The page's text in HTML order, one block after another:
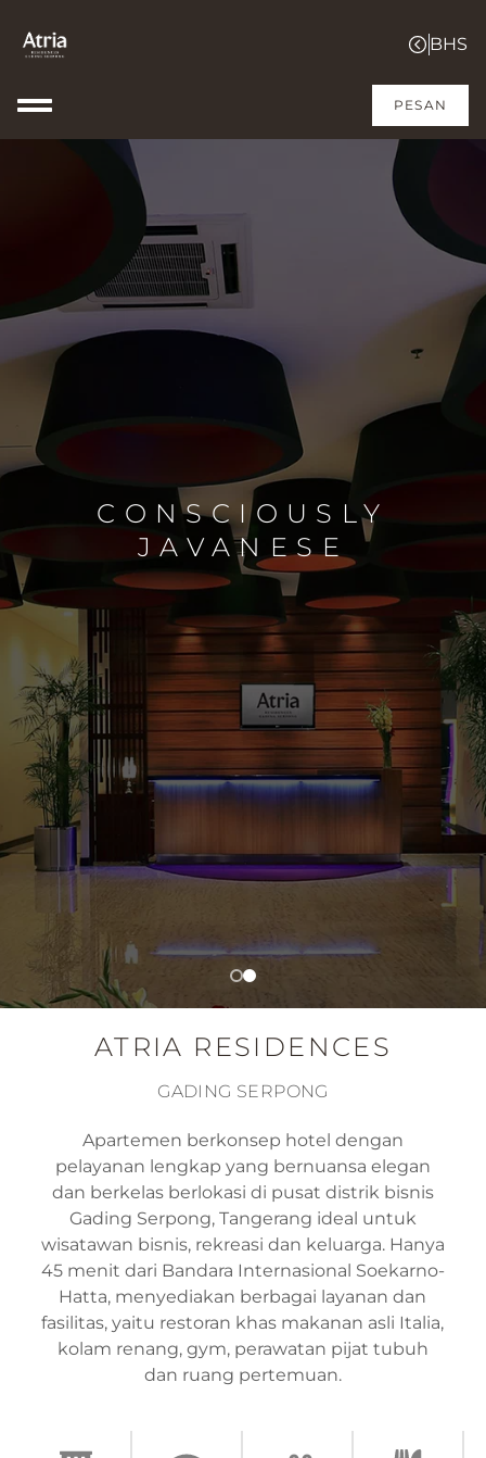
PESAN
CONSCIOUSLY
JAVANESE
ATRIA RESIDENCES
GADING SERPONG
Apartemen berkonsep hotel dengan
pelayanan lengkap yang bernuansa elegan
dan berkelas berlokasi di pusat distrik bisnis
Gading Serpong, Tangerang ideal untuk
wisatawan bisnis, rekreasi dan keluarga. Hanya
45 menit dari Bandara Internasional Soekarno-
Hatta, menyediakan berbagai layanan dan
fasilitas, yaitu restoran khas makanan asli Italia,
kolam renang, gym, perawatan pijat tubuh
dan ruang pertemuan.